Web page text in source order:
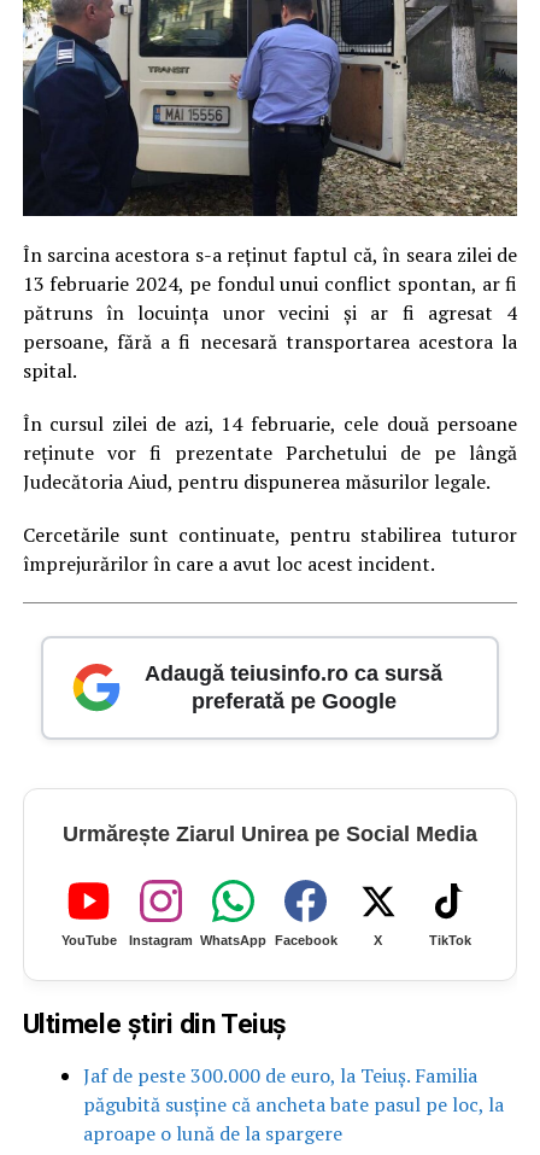
În sarcina acestora s-a reținut faptul că, în seara zilei de
13 februarie 2024, pe fondul unui conflict spontan, ar fi
pătruns în locuința unor vecini și ar fi agresat 4
persoane, fără a fi necesară transportarea acestora la
spital.
În cursul zilei de azi, 14 februarie, cele două persoane
reținute vor fi prezentate Parchetului de pe lângă
Judecătoria Aiud, pentru dispunerea măsurilor legale.
Cercetările sunt continuate, pentru stabilirea tuturor
împrejurărilor în care a avut loc acest incident.
Adaugă teiusinfo.ro ca sursă
preferată pe Google
Urmărește Ziarul Unirea pe Social Media
YouTube Instagram WhatsApp Facebook X TikTok
Ultimele știri din Teiuș
Jaf de peste 300.000 de euro, la Teiuș. Familia
păgubită susține că ancheta bate pasul pe loc, la
aproape o lună de la spargere